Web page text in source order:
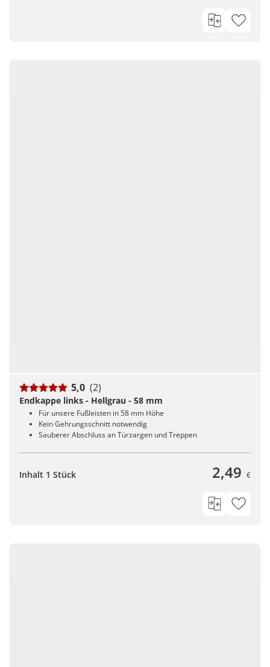
5,0 (2)
Endkappe links - Hellgrau - 58 mm
Für unsere Fußleisten in 58 mm Höhe
Kein Gehrungsschnitt notwendig
Sauberer Abschluss an Türzargen und Treppen
Inhalt 1 Stück 2,49 €